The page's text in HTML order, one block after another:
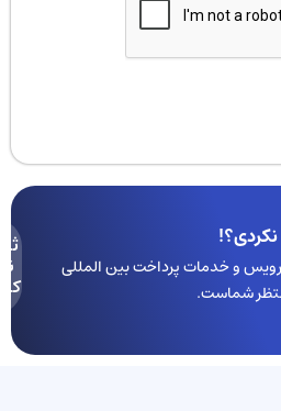
از 200 سرویس و خدمات پرداخت بین المللی
شماست.
ثبت
کنید